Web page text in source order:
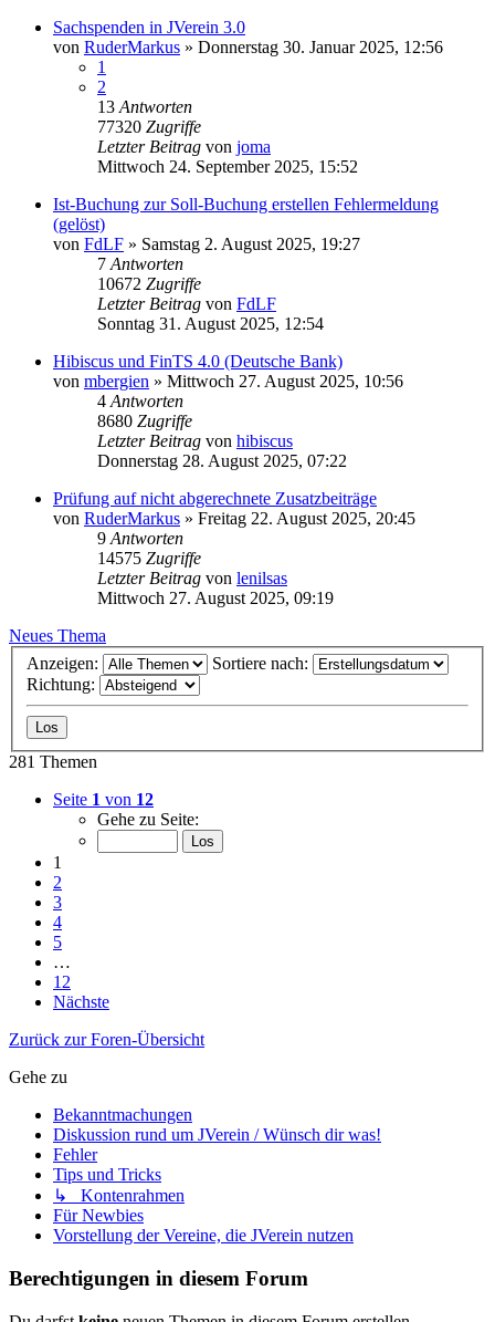
Sachspenden in JVerein 3.0
von RuderMarkus » Donnerstag 30. Januar 2025, 12:56
1
2
13 Antworten
77320 Zugriffe
Letzter Beitrag von joma
Mittwoch 24. September 2025, 15:52
Ist-Buchung zur Soll-Buchung erstellen Fehlermeldung
(gelöst)
von FdLF » Samstag 2. August 2025, 19:27
7 Antworten
10672 Zugriffe
Letzter Beitrag von FdLF
Sonntag 31. August 2025, 12:54
Hibiscus und FinTS 4.0 (Deutsche Bank)
von mbergien » Mittwoch 27. August 2025, 10:56
4 Antworten
8680 Zugriffe
Letzter Beitrag von hibiscus
Donnerstag 28. August 2025, 07:22
Prüfung auf nicht abgerechnete Zusatzbeiträge
von RuderMarkus » Freitag 22. August 2025, 20:45
9 Antworten
14575 Zugriffe
Letzter Beitrag von lenilsas
Mittwoch 27. August 2025, 09:19
Neues Thema
Anzeigen:
Sortiere nach:
Richtung:
281 Themen
Seite 1 von 12
Gehe zu Seite:
1
2
3
4
5
…
12
Nächste
Zurück zur Foren-Übersicht
Gehe zu
Bekanntmachungen
Diskussion rund um JVerein / Wünsch dir was!
Fehler
Tips und Tricks
↳ Kontenrahmen
Für Newbies
Vorstellung der Vereine, die JVerein nutzen
Berechtigungen in diesem Forum